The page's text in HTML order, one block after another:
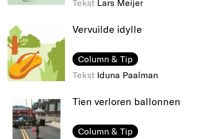
Tekst Lars Meijer
Vervuilde idylle
Column & Tip
Tekst Iduna Paalman
Tien verloren ballonnen
Column & Tip